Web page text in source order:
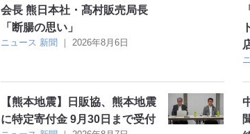
会長 熊日本社・髙村販売局長
「断腸の思い」
ニュース 新聞 ｜ 2026年8月6日
【熊本地震】日販協、熊本地震
に特定寄付金 9月30日まで受付